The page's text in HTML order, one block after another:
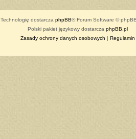
Technologię dostarcza phpBB® Forum Software ©
Polski pakiet językowy dostarcza phpBB.pl
Zasady ochrony danych osobowych | Regulamin